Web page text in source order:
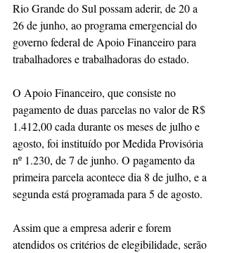
Rio Grande do Sul possam aderir, de 20 a
26 de junho, ao programa emergencial do
governo federal de Apoio Financeiro para
trabalhadores e trabalhadoras do estado.
O Apoio Financeiro, que consiste no
pagamento de duas parcelas no valor de R$
1.412,00 cada durante os meses de julho e
agosto, foi instituído por Medida Provisória
nº 1.230, de 7 de junho. O pagamento da
primeira parcela acontece dia 8 de julho, e a
segunda está programada para 5 de agosto.
Assim que a empresa aderir e forem
atendidos os critérios de elegibilidade, serão